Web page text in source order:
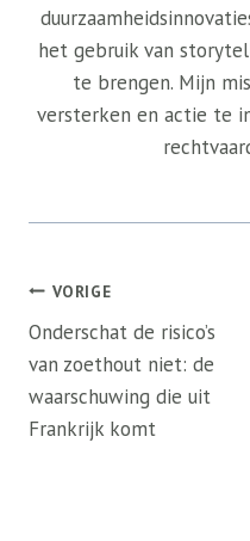
het gebruik van
te brengen. Mijn
versterken en actie te
Bericht
navigatie
VORIGE
Onderschat de risico’s
van zoethout niet: de
waarschuwing die uit
Frankrijk komt